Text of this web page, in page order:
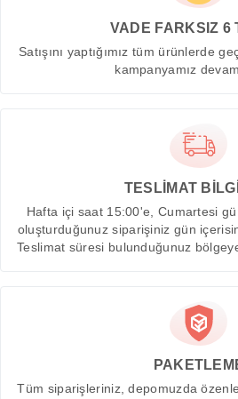
VADE FARKSIZ 6
Satışını yaptığımız tüm ürünlerde
kampanyamız
TESLİMAT
Hafta içi saat 15:00'e, Cumartesi
oluşturduğunuz siparişiniz gün
Teslimat süresi bulunduğunuz
Tüm siparişleriniz, depomuzda